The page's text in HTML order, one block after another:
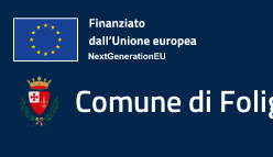
Comune di